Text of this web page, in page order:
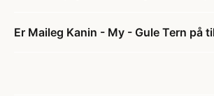
Er Maileg Kanin - My - Gule Tern på